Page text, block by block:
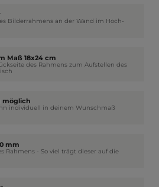
Bilderrahmens an der Wand im Hoch-
Maß 18x24 cm
des Rahmens zum Aufstellen des
möglich
individuell in deinem Wunschmaß
mm
Rahmens - So viel trägt dieser auf die